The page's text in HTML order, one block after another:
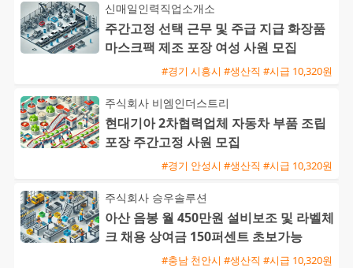
신매일인력직업소개소
주간고정 선택 근무 및 주급 지급 화장품
마스크팩 제조 포장 여성 사원 모집
#경기 시흥시 #생산직 #시급 10,320원
주식회사 비엠인더스트리
현대기아 2차협력업체 자동차 부품 조립
포장 주간고정 사원 모집
#경기 안성시 #생산직 #시급 10,320원
주식회사 승우솔루션
아산 음봉 월 450만원 설비보조 및 라벨체
크 채용 상여금 150퍼센트 초보가능
#충남 천안시 #생산직 #시급 10,320원